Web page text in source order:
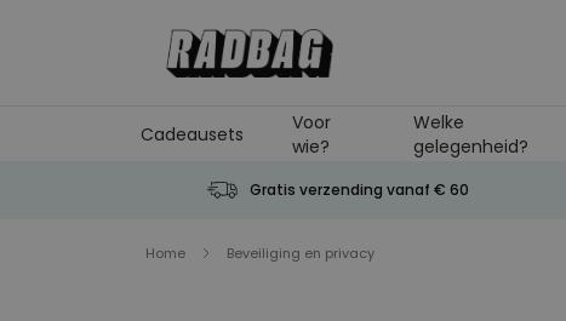
Cadeausets
Voor
wie?
Welke
gelegenheid?
Gratis verzending vanaf € 60
Home Beveiliging en privacy